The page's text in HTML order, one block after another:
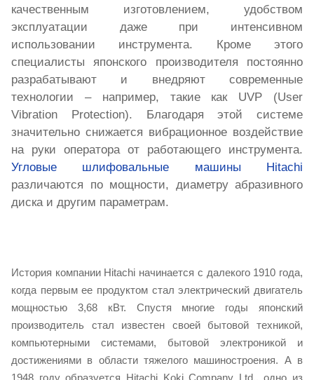
качественным изготовлением, удобством
эксплуатации даже при интенсивном
использовании инструмента. Кроме этого
специалисты японского производителя постоянно
разрабатывают и внедряют современные
технологии – например, такие как UVP (User
Vibration Protection). Благодаря этой системе
значительно снижается вибрационное воздействие
на руки оператора от работающего инструмента.
Угловые шлифовальные машины Hitachi
различаются по мощности, диаметру абразивного
диска и другим параметрам.
История компании Hitachi начинается с далекого 1910 года,
когда первым ее продуктом стал электрический двигатель
мощностью 3,68 кВт. Спустя многие годы японский
производитель стал известен своей бытовой техникой,
компьютерными системами, бытовой электроникой и
достижениями в области тяжелого машиностроения. А в